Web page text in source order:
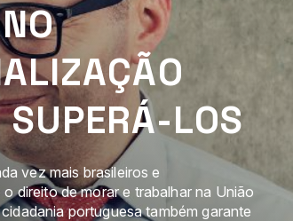
SUPERÁ-LOS
vez mais brasileiros e
direito de morar e trabalhar na União
portuguesa também garante